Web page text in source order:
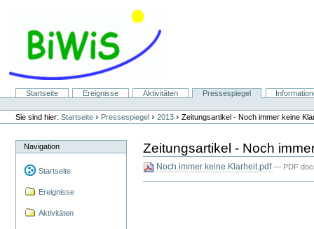
Navigation
SektionenStartseite Ereignisse Aktivitäten Pressespiegel
Benutzerspezifische
Werkzeuge
Sie sind hier: Startseite › Pressespiegel ›2013 ›Zeitungsartikel - Noch immer keine
Navigation
Startseite
Ereignisse
Aktivitäten
Zeitungsartikel - Noch
Noch immer keine Klarheit.pdf— PDF